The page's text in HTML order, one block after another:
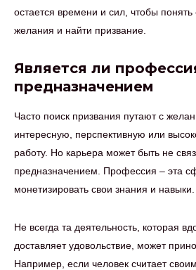
остается времени и сил, чтобы
желания и найти призвание.
Является ли
предназначением
Часто поиск призвания путают с
интересную, перспективную или
работу. Но карьера может быть не
предназначением. Профессия – эта
монетизировать свои знания и навыки.
Не всегда та деятельность, которая
доставляет удовольствие, может
Например, если человек считает